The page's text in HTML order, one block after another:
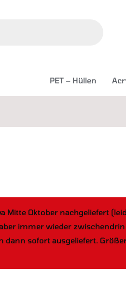
PET – Hüllen
Mitte Oktober nachgeliefert
immer wieder
dann sofort ausgeliefert.